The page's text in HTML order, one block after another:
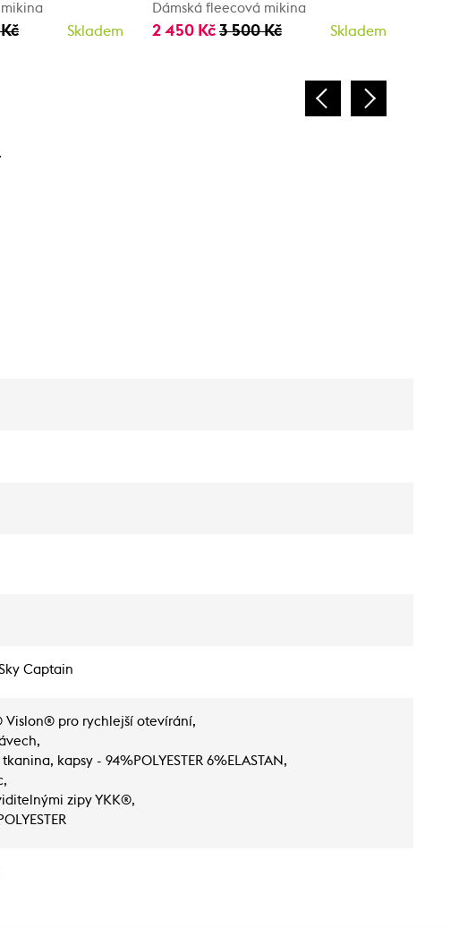
Skladem
Dámská fleecová mikina
2 450 Kč 3 500 Kč Skladem
Captain
Vislon® pro rychlejší otevírání,
kapsy - 94%POLYESTER 6%ELASTAN,
zipy YKK®,